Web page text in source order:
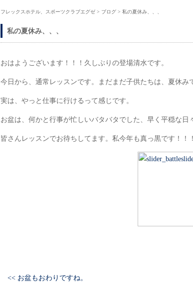
フレックスホテル、スポーツクラブエグゼ > ブログ > 私の夏休み、、、
私の夏休み、、、
おはようございます！！！久しぶりの登場清水です。
今日から、通常レッスンです。まだまだ子供たちは、夏休み
実は、やっと仕事に行けるって感じです。
お盆は、何かと行事が忙しいバタバタでした、早く平穏な日
皆さんレッスンでお待ちしてます。私今年も真っ黒です！！
<< お盆もおわりですね。